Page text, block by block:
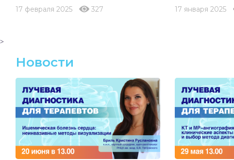
17 февраля 2025 327
17 января 2025
>
Новости